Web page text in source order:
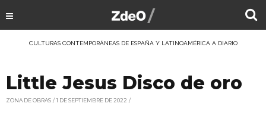
CULTURAS CONTEMPORÁNEAS DE ESPAÑA Y LATINOAMÉRICA A DIARIO
Little Jesus Disco de oro
ZONA DE OBRAS 1 DE SEPTIEMBRE DE 2022